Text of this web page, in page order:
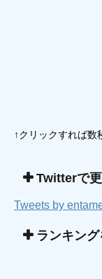
↑クリックすれば数
Twitterで
Tweets by
ランキン